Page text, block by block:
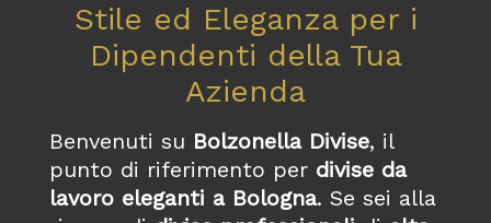
Stile ed Eleganza per i
Dipendenti della Tua
Azienda
Benvenuti su Bolzonella Divise, il
punto di riferimento per divise da
lavoro eleganti a Bologna. Se sei alla